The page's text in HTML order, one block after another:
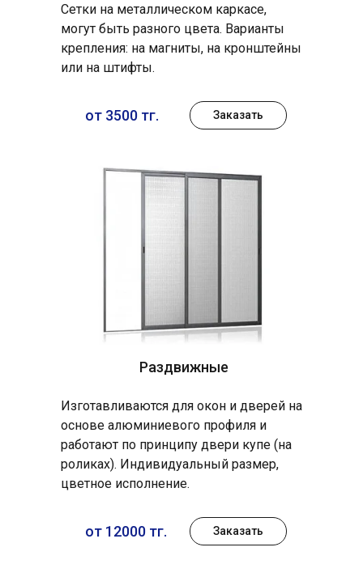
Раздвижные
Сетки на металлическом каркасе,
могут быть разного цвета. Варианты
крепления: на магниты, на кронштейны
или на штифты.
Изготавливаются для окон и дверей на
основе алюминиевого профиля и
работают по принципу двери купе (на
роликах). Индивидуальный размер,
цветное исполнение.
от 3500 тг.
от 12000 тг.
Заказать
Заказать